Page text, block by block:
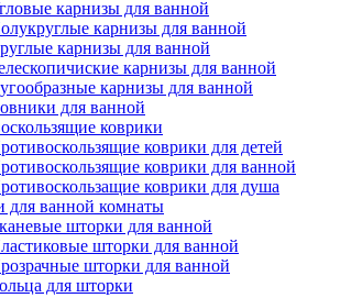
карнизы для ванной
карнизы для ванной
карнизы для ванной
карнизы для ванной
карнизы для ванной
для ванной
коврики
коврики для детей
коврики для ванной
коврики для душа
для ванной комнаты
шторки для ванной
шторки для ванной
шторки для ванной
для шторки